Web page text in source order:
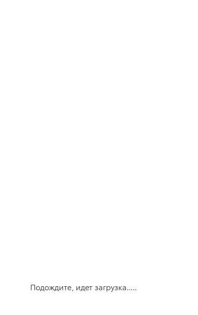
Подождите, идет загрузка.....